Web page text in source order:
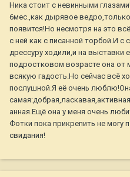
Ника стоит с невинными
6мес.,как дырявое
появится!Но несмотря на это
с ней как с писанной торбой.И с
дрессуру ходили,и на выставки
подростковом возрасте она от
всякую гадость.Но сейчас всё
послушной.Я её очень
анная.Ещё она у меня очень
Фотки пока прикрепить не
свидания!